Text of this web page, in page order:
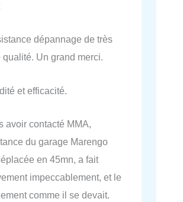
dépannage de très
qualité. Un grand merci.
et efficacité.
avoir contacté MMA,
du garage Marengo
en 45mn, a fait
impeccablement, et le
comme il se devait.